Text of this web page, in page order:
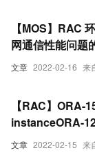
文章 2022-02-16 来
【MOS】RAC
网通信性能问题
1674865.1)
文章 2022-02-15 来
【RAC】
instanceORA-